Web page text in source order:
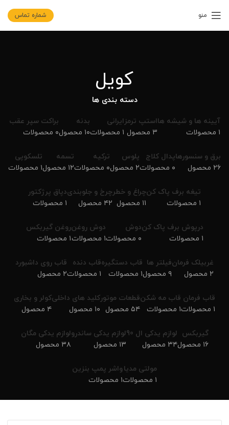
منو شماره تماس
کویل
دسته بندی ها
آیینه ها و شیشه ها
۱ محصولات
استپ ترمز
۳ محصول
ایرانی
۱ محصولات
بدنه
۱۰ محصول
براکت سپر عقب
۰ محصولات
برق و سنسورها
۲۶ محصول
پدال کلاج
۰ محصولات
پلوس
۲ محصول
ترکیه
۰ محصولات
تسمه
۱۲ محصول
تلسکوپی
۱ محصولات
تیغه برف پاک کن
۱ محصولات
چراغ و خطر
۱۱ محصول
چرخ و جلوبندی
۴۲ محصول
دپاق پرژکتور
۱ محصولات
درپوش برف پاک کن
۱ محصولات
دوش
۰ محصولات
دوش روغن
۱ محصولات
روغن گیربکس
۱ محصولات
غربیلک فرمان
۲ محصول
فیلتر ها
۹ محصول
قاب دستگیره
۱ محصولات
قاب دنده
۱ محصولات
قاب روی داشبورد
۲ محصول
قاب فرمان
۱ محصولات
قاب مه شکن
۱ محصولات
قطعات موتور
۵۴ محصول
کلید های داخلی
۱۰ محصول
کولر و بخاری
۴ محصول
گیربکس
۱۶ محصول
لوازم یدکی ال 90
۳۴ محصول
لوازم یدکی ساندرو
۱۳ محصول
لوازم یدکی مگان
۳۸ محصول
مولتی مدیا
۱ محصولات
واشر پمپ بنزین
۱ محصولات